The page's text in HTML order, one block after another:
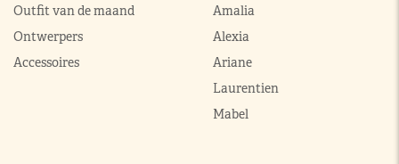
Outfit van de maand
Ontwerpers
Accessoires
Amalia
Alexia
Ariane
Laurentien
Mabel